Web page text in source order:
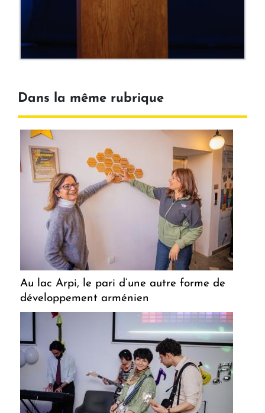
Dans la même rubrique
Au lac Arpi, le pari d’une autre forme de
développement arménien